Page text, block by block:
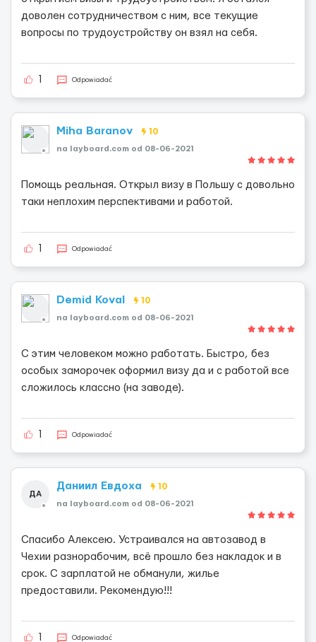
доволен сотрудничеством с ним, все текущие
вопросы по трудоустройству он взял на себя.
Odpowiadać
Miha Baranov 10
na layboard.com od 08-06-2021
Помощь реальная. Открыл визу в Польшу с довольно
таки неплохим перспективами и работой.
Odpowiadać
Demid Koval 10
na layboard.com od 08-06-2021
С этим человеком можно работать. Быстро, без
особых заморочек оформил визу да и с работой все
сложилось классно (на заводе).
Odpowiadać
ДА
Даниил Евдоха 10
na layboard.com od 08-06-2021
Спасибо Алексею. Устраивался на автозавод в
Чехии разнорабочим, всё прошло без накладок и в
срок. С зарплатой не обманули, жилье
предоставили. Рекомендую!!!
Odpowiadać